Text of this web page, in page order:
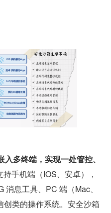
多终端，实现一处管控、
手机端（IOS、安卓），
息工具、PC 端（Mac、
类的操作系统。安全沙箱